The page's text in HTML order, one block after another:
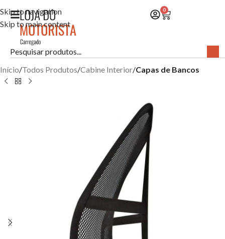
Skip to navigation
Skip to main content
0
Início Todos Produtos Cabine Interior Capas de Bancos